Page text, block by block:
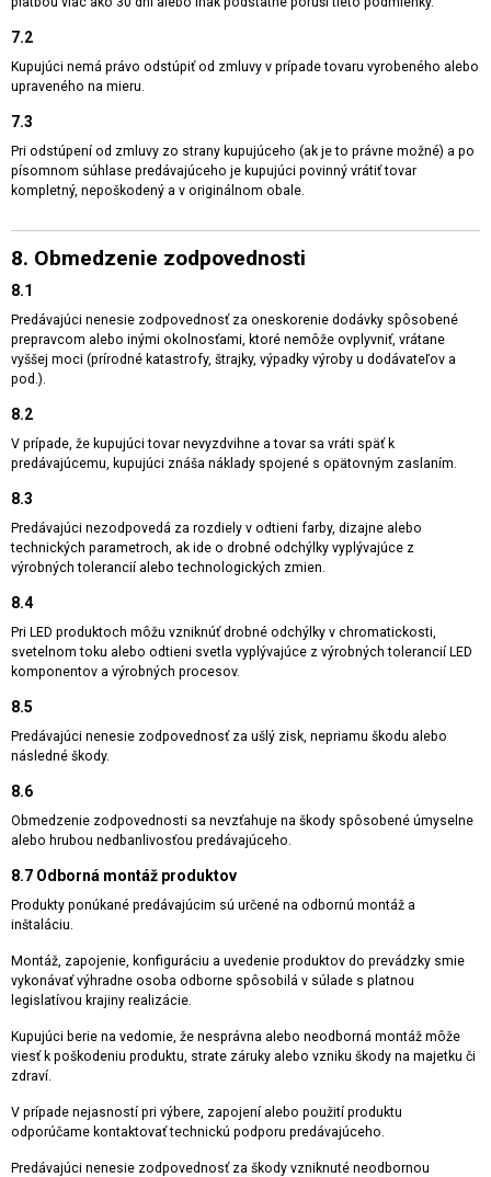
7.2
Kupujúci nemá právo odstúpiť od zmluvy v prípade tovaru vyrobeného alebo
upraveného na mieru.
7.3
Pri odstúpení od zmluvy zo strany kupujúceho (ak je to právne možné) a po
písomnom súhlase predávajúceho je kupujúci povinný vrátiť tovar
kompletný, nepoškodený a v originálnom obale.
8. Obmedzenie zodpovednosti
8.1
Predávajúci nenesie zodpovednosť za oneskorenie dodávky spôsobené
prepravcom alebo inými okolnosťami, ktoré nemôže ovplyvniť, vrátane
vyššej moci (prírodné katastrofy, štrajky, výpadky výroby u dodávateľov a
pod.).
8.2
V prípade, že kupujúci tovar nevyzdvihne a tovar sa vráti späť k
predávajúcemu, kupujúci znáša náklady spojené s opätovným zaslaním.
8.3
Predávajúci nezodpovedá za rozdiely v odtieni farby, dizajne alebo
technických parametroch, ak ide o drobné odchýlky vyplývajúce z
výrobných tolerancií alebo technologických zmien.
8.4
Pri LED produktoch môžu vzniknúť drobné odchýlky v chromatickosti,
svetelnom toku alebo odtieni svetla vyplývajúce z výrobných tolerancií LED
komponentov a výrobných procesov.
8.5
Predávajúci nenesie zodpovednosť za ušlý zisk, nepriamu škodu alebo
následné škody.
8.6
Obmedzenie zodpovednosti sa nevzťahuje na škody spôsobené úmyselne
alebo hrubou nedbanlivosťou predávajúceho.
8.7 Odborná montáž produktov
Produkty ponúkané predávajúcim sú určené na odbornú montáž a
inštaláciu.
Montáž, zapojenie, konfiguráciu a uvedenie produktov do prevádzky smie
vykonávať výhradne osoba odborne spôsobilá v súlade s platnou
legislatívou krajiny realizácie.
Kupujúci berie na vedomie, že nesprávna alebo neodborná montáž môže
viesť k poškodeniu produktu, strate záruky alebo vzniku škody na majetku či
zdraví.
V prípade nejasností pri výbere, zapojení alebo použití produktu
odporúčame kontaktovať technickú podporu predávajúceho.
Predávajúci nenesie zodpovednosť za škody vzniknuté neodbornou